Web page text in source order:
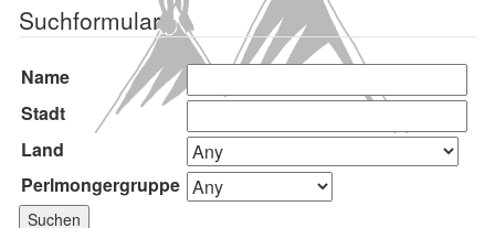
Suchformular
Name
Stadt
Land
Perlmongergruppe